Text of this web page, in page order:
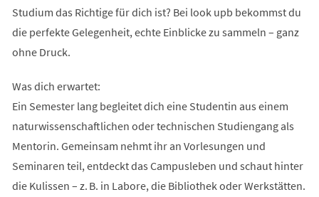
Studium das Richtige für dich ist? Bei look upb bekommst du
die perfekte Gelegenheit, echte Einblicke zu sammeln – ganz
ohne Druck.
Was dich erwartet:
Ein Semester lang begleitet dich eine Studentin aus einem
naturwissenschaftlichen oder technischen Studiengang als
Mentorin. Gemeinsam nehmt ihr an Vorlesungen und
Seminaren teil, entdeckt das Campusleben und schaut hinter
die Kulissen – z. B. in Labore, die Bibliothek oder Werkstätten.